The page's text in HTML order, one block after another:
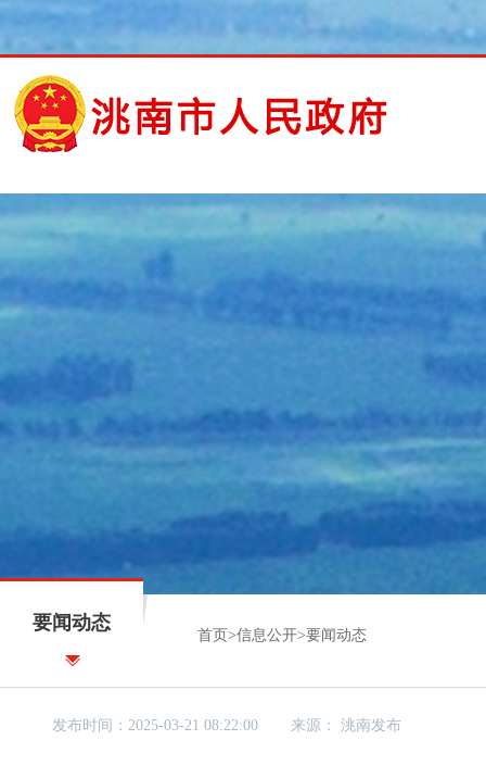
要闻动态
首页 >信息公开>要闻动态
发布时间：2025-03-21 08:22:00 来源：洮南发布